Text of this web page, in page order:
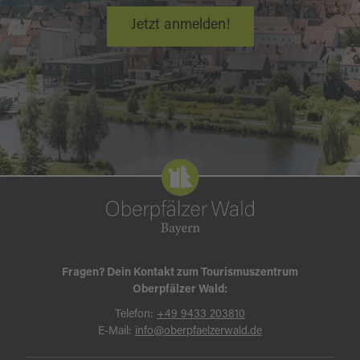
Jetzt anmelden!
Fragen? Dein Kontakt zum Tourismuszentrum
Oberpfälzer Wald:
Telefon: +49 9433 203810
E-Mail: info@oberpfaelzerwald.de